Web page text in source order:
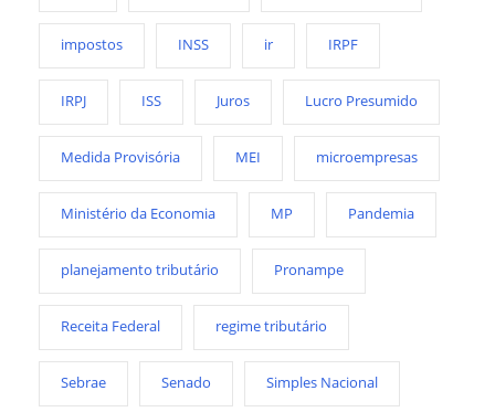
impostos INSS ir IRPF
IRPJ ISS Juros Lucro Presumido
Medida Provisória MEI microempresas
Ministério da Economia MP Pandemia
planejamento tributário Pronampe
Receita Federal regime tributário
Sebrae Senado Simples Nacional